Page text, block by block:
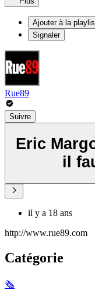
Ajouter à la
Signaler
Rue89
Suivre
Eric
il
il y a 18 ans
http://www.rue89.com
Catégorie
🗞